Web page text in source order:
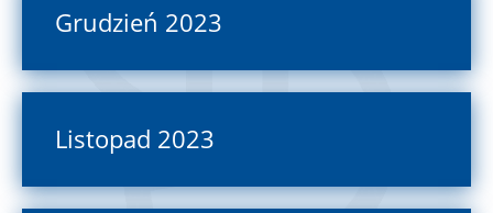
Grudzień 2023
Listopad 2023